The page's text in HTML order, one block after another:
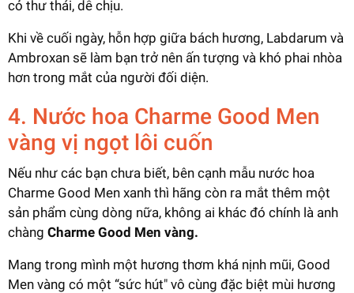
cỏ thư thái, dễ chịu.
Khi về cuối ngày, hỗn hợp giữa bách hương, Labdarum và
Ambroxan sẽ làm bạn trở nên ấn tượng và khó phai nhòa
hơn trong mắt của người đối diện.
4. Nước hoa Charme Good Men
vàng vị ngọt lôi cuốn
Nếu như các bạn chưa biết, bên cạnh mẫu nước hoa
Charme Good Men xanh thì hãng còn ra mắt thêm một
sản phẩm cùng dòng nữa, không ai khác đó chính là anh
chàng Charme Good Men vàng.
Mang trong mình một hương thơm khá nịnh mũi, Good
Men vàng có một “sức hút" vô cùng đặc biệt mùi hương